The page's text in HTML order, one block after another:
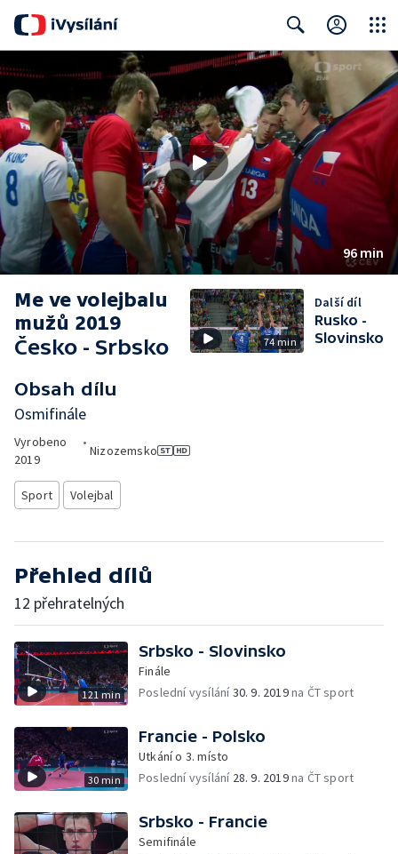
Search Close
96 min
Me ve volejbalu
mužů 2019
Česko - Srbsko
Obsah dílu
Osmifinále
Vyrobeno
2019
•
Nizozemsko
Sport Volejbal
74 min
Další díl
Rusko -
Slovinsko
Přehled dílů
12 přehratelných
121 min
Srbsko - Slovinsko
Finále
Poslední vysílání30. 9. 2019na ČT sport
30 min
Francie - Polsko
Utkání o 3. místo
Poslední vysílání 28. 9. 2019na ČT sport
Srbsko - Francie
Semifinále